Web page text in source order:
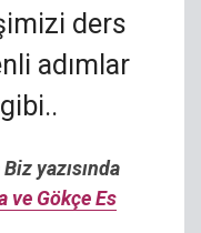
ders
adımlar
yazısında
ve Gökçe Es